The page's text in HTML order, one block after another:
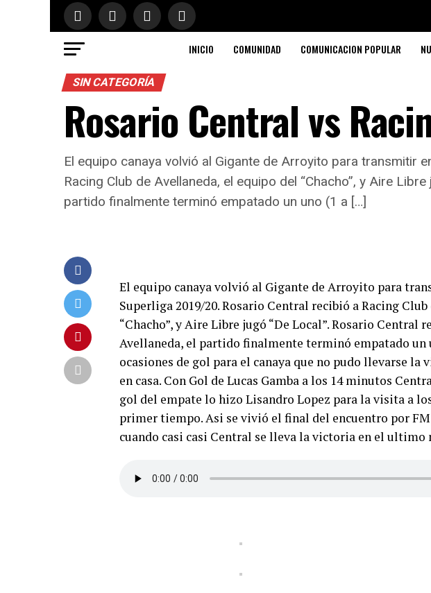
INICIO COMUNIDAD COMUNICACION POPULAR
SIN CATEGORÍA
Rosario Central vs
El equipo canaya volvió al Gigante de Arroyito para transmitir
Racing Club de Avellaneda, el equipo del “Chacho”, y Aire
partido finalmente terminó empatado un uno (1 a […]
El equipo canaya volvió al Gigante de Arroyito para
Superliga 2019/20. Rosario Central recibió a Racing
“Chacho”, y Aire Libre jugó “De Local”. Rosario Central
Avellaneda, el partido finalmente terminó empatado un
ocasiones de gol para el canaya que no pudo llevarse
en casa. Con Gol de Lucas Gamba a los 14 minutos
gol del empate lo hizo Lisandro Lopez para la visita a
primer tiempo. Asi se vivió el final del encuentro por
cuando casi casi Central se lleva la victoria en el ultimo